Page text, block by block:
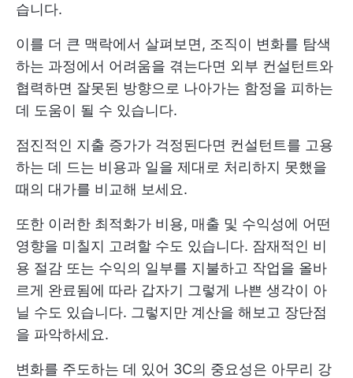
습니다.
이를 더 큰 맥락에서 살펴보면, 조직이 변화를 탐색
하는 과정에서 어려움을 겪는다면 외부 컨설턴트와
협력하면 잘못된 방향으로 나아가는 함정을 피하는
데 도움이 될 수 있습니다.
점진적인 지출 증가가 걱정된다면 컨설턴트를 고용
하는 데 드는 비용과 일을 제대로 처리하지 못했을
때의 대가를 비교해 보세요.
또한 이러한 최적화가 비용, 매출 및 수익성에 어떤
영향을 미칠지 고려할 수도 있습니다. 잠재적인 비
용 절감 또는 수익의 일부를 지불하고 작업을 올바
르게 완료됨에 따라 갑자기 그렇게 나쁜 생각이 아
닐 수도 있습니다. 그렇지만 계산을 해보고 장단점
을 파악하세요.
변화를 주도하는 데 있어 3C의 중요성은 아무리 강